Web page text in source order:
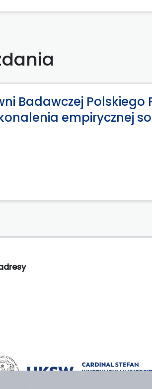
Badawczej Polskiego
empirycznej